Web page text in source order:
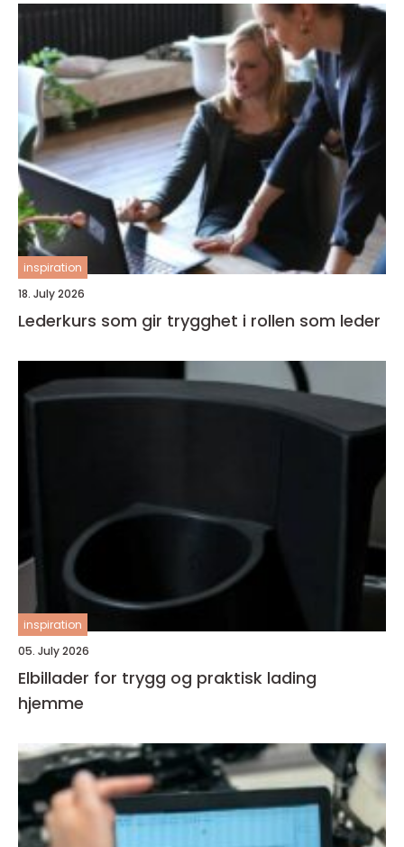
inspiration
18. July 2026
Lederkurs som gir trygghet i rollen som leder
inspiration
05. July 2026
Elbillader for trygg og praktisk lading
hjemme